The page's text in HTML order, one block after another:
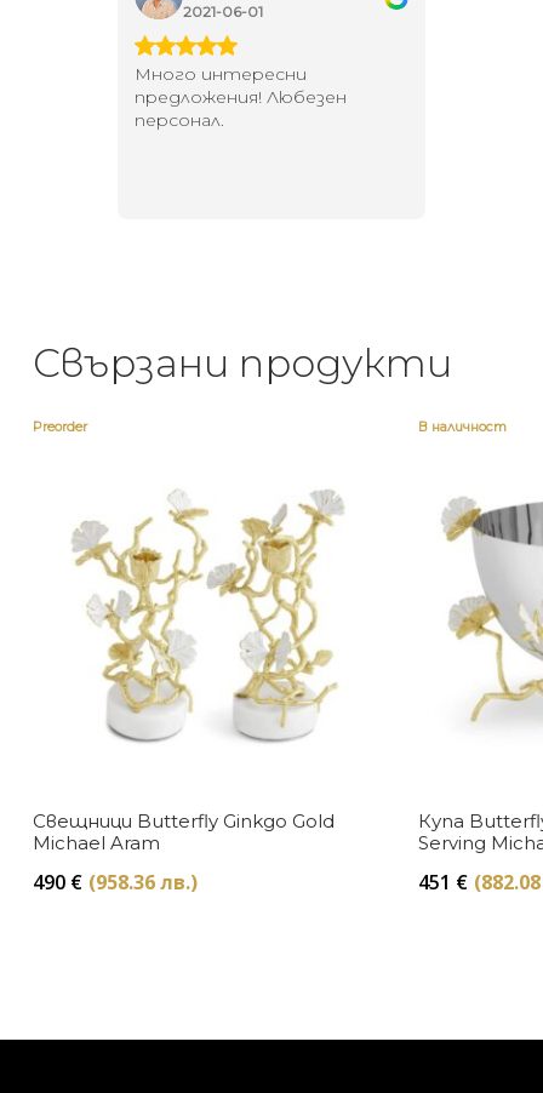
2021-06-01
Много интересни
предложения! Любезен
персонал.
Свързани продукти
Preorder
Свещници Butterfly Ginkgo Gold
Michael Aram
490 € (958.36 лв.)
В наличност
Купа
Serving
451 €